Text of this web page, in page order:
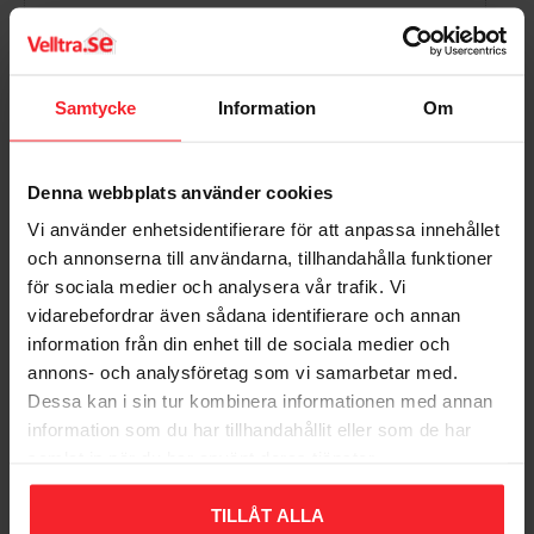
Samtycke Information Om
Denna webbplats använder cookies
Vi använder enhetsidentifierare för att anpassa innehållet
och annonserna till användarna, tillhandahålla funktioner
för sociala medier och analysera vår trafik. Vi
vidarebefordrar även sådana identifierare och annan
information från din enhet till de sociala medier och
annons- och analysföretag som vi samarbetar med.
Dessa kan i sin tur kombinera informationen med annan
information som du har tillhandahållit eller som de har
TILLÅT ALLA
Populära produkter